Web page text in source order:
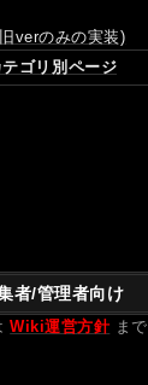
verのみの実装)
テゴリ別ページ
者/管理者向け
Wiki運営方針 まで